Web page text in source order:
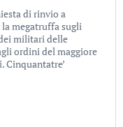
di rinvio a
megatruffa sugli
militari delle
ordini del maggiore
Cinquantatre’